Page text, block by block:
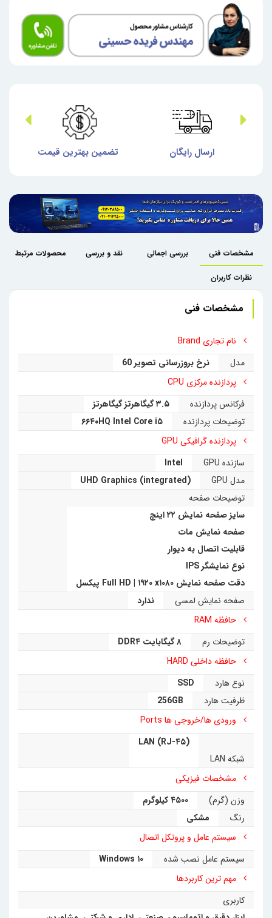
ارسال رایگان تضمین بهترین قیمت
مشخصات فنی بررسی اجمالی نقد و بررسی محصولات مرتبط
نظرات کاربران
مشخصات فنی
نام تجاری Brand
مدل
نرخ بروزرسانی تصویر 60
پردازنده مرکزی CPU
فرکانس پردازنده
۳.۵ گیگاهرتز گیگاهرتز
توضیحات پردازنده
۶۶۴۰HQ Intel Core i۵
پردازنده گرافیکی GPU
سازنده GPU
Intel
مدل GPU
UHD Graphics (integrated)
توضیحات صفحه
سایز صفحه نمایش ۲۲ اینچ
صفحه نمایش مات
قابلیت اتصال به دیوار
نوع نمایشگر IPS
دقت صفحه نمایش Full HD | ۱۹۲۰ x۱۰۸۰ پیکسل
صفحه نمایش لمسی
ندارد
حافظه RAM
توضیحات رم
۸ گیگابایت DDR۴
حافظه داخلی HARD
نوع هارد
SSD
ظرفیت هارد
256GB
ورودی ها/خروجی ها Ports
شبکه LAN
LAN (RJ-۴۵)
مشخصات فیزیکی
وزن (گرم)
۴۵۰۰ کیلوگرم
رنگ
مشکی
سیستم عامل و پروتکل اتصال
سیستم عامل نصب شده
Windows ۱۰
مهم ترین کاربردها
کاربری